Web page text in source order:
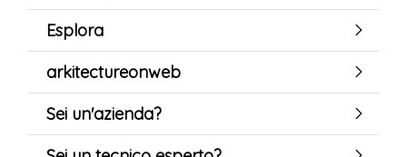
Esplora
arkitectureonweb
Sei un'azienda?